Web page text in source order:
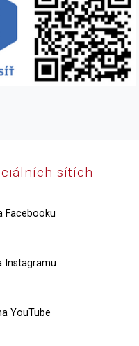
sítích
Facebooku
Instagramu
YouTube